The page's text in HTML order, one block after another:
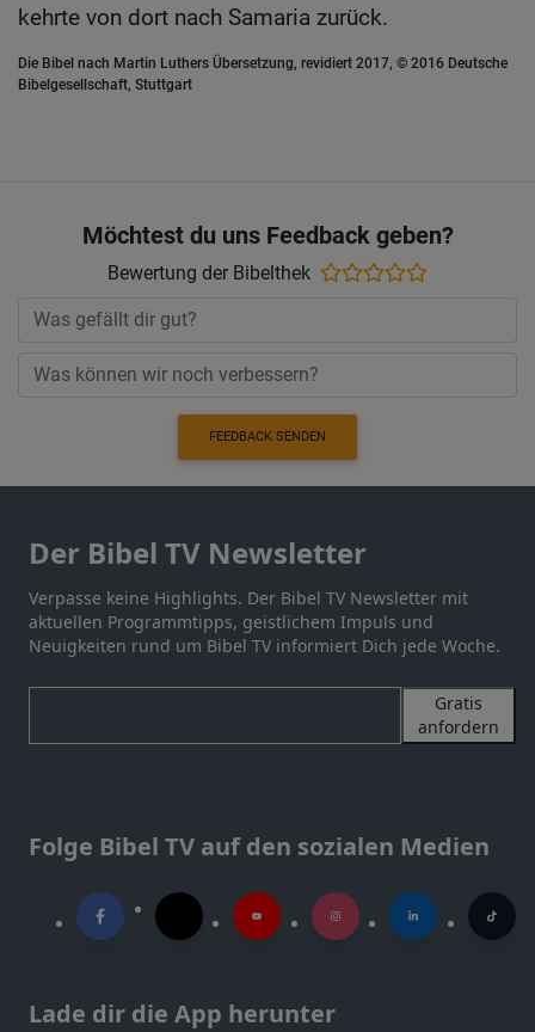
kehrte von dort nach Samaria zurück.
Die Bibel nach Martin Luthers Übersetzung, revidiert 2017, © 2016 Deutsche
Bibelgesellschaft, Stuttgart
Möchtest du uns Feedback geben?
Bewertung der Bibelthek
FEEDBACK SENDEN
Der Bibel TV Newsletter
Verpasse keine Highlights. Der Bibel TV Newsletter mit
aktuellen Programmtipps, geistlichem Impuls und
Neuigkeiten rund um Bibel TV informiert Dich jede Woche.
Gratis
anfordern
Folge Bibel TV auf den sozialen Medien
Lade dir die App herunter